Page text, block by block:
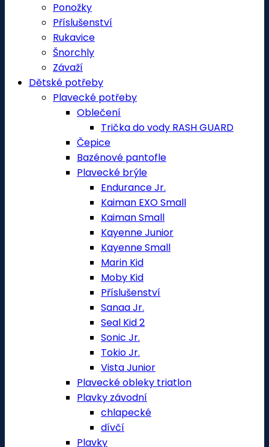
Ponožky
Příslušenství
Rukavice
Šnorchly
Závaží
Dětské potřeby
Plavecké potřeby
Oblečení
Trička do vody RASH GUARD
Čepice
Bazénové pantofle
Plavecké brýle
Endurance Jr.
Kaiman EXO Small
Kaiman Small
Kayenne Junior
Kayenne Small
Marin Kid
Moby Kid
Příslušenství
Sanaa Jr.
Seal Kid 2
Sonic Jr.
Tokio Jr.
Vista Junior
Plavecké obleky triatlon
Plavky závodní
chlapecké
dívčí
Plavky